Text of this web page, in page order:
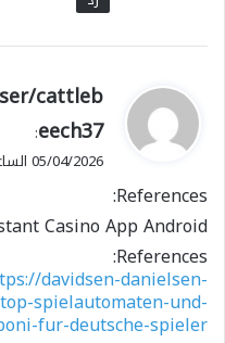
ي
ق
و
ل
cattleb
eech37
:
05/04/2026 الساعة 00:46
References:
Casino App Android
References:
davidsen-danielsen-
spielautomaten-und-
fur-deutsche-spieler